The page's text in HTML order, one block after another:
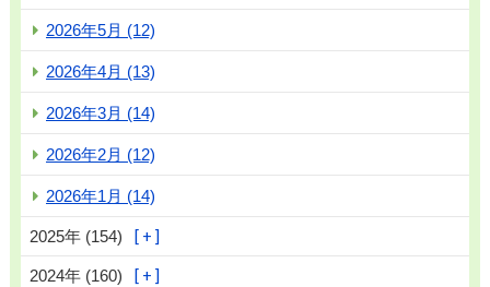
2026年5月 (12)
2026年4月 (13)
2026年3月 (14)
2026年2月 (12)
2026年1月 (14)
2025年 (154)
2024年 (160)